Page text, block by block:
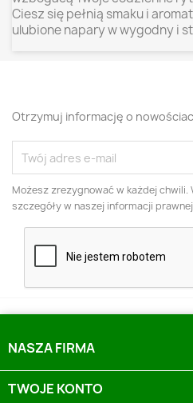
Ciesz się pełnią smaku i
ulubione napary w wygodny i
Otrzymuj informację o
Możesz zrezygnować w każdej chwili.
szczegóły w naszej informacji
NASZA FIRMA
TWOJE KONTO